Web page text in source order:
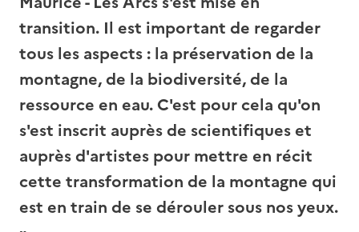
transition. Il est important de regarder
tous les aspects : la préservation de la
montagne, de la biodiversité, de la
ressource en eau. C'est pour cela qu'on
s'est inscrit auprès de scientifiques et
auprès d'artistes pour mettre en récit
cette transformation de la montagne qui
est en train de se dérouler sous nos yeux.